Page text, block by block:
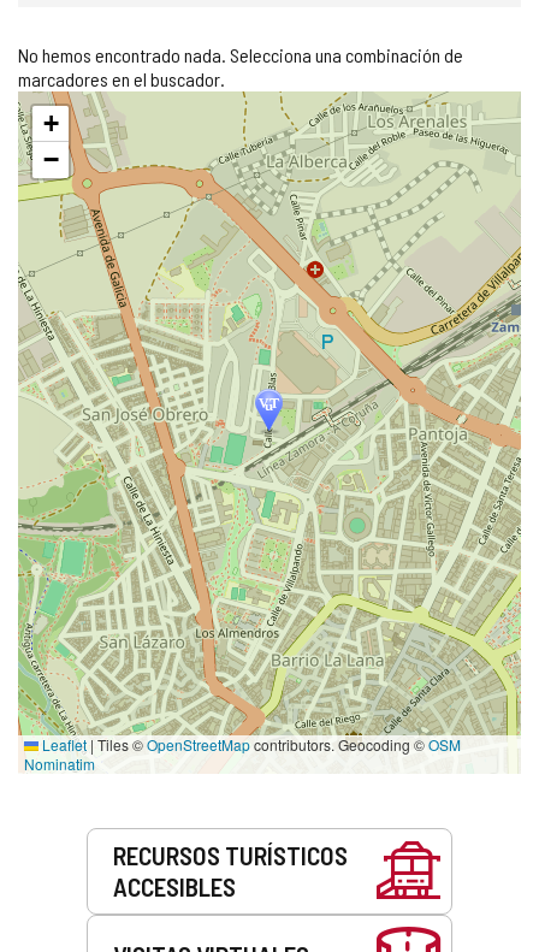
No hemos encontrado nada. Selecciona una combinación de
marcadores en el buscador.
Saltar
mapa
+
−
Leaflet | Tiles ©OpenStreetMapcontributors. Geocoding ©OSM
Nominatim
RECURSOS TURÍSTICOS
ACCESIBLES